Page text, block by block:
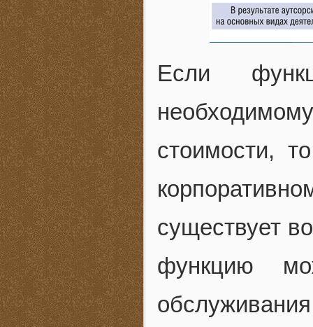
Если
стоимости,
существует
функцию